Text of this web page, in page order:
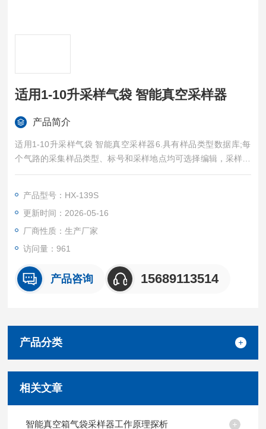
适用1-10升采样气袋 智能真空采样器
产品简介
适用1-10升采样气袋 智能真空采样器6.具有样品类型数据库;每
个气路的采集样品类型、标号和采样地点均可选择编辑，采样结
束时，自动将样品类型名称保存到采样数据中，查询数据时，便
7.含有两路两个采样气路，支持大流量快速采样(最大5L/min,无
级调速)与小流量精准采样(流量设定范围:8-1000ml/min)。
产品型号：HX-139S
更新时间：2026-05-16
厂商性质：生产厂家
访问量：961
产品咨询 15689113514
产品分类
相关文章
智能真空箱气袋采样器工作原理探析